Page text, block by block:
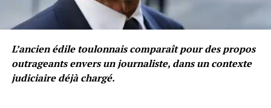
L’ancien édile toulonnais comparaît pour des propos
outrageants envers un journaliste, dans un contexte
judiciaire déjà chargé.